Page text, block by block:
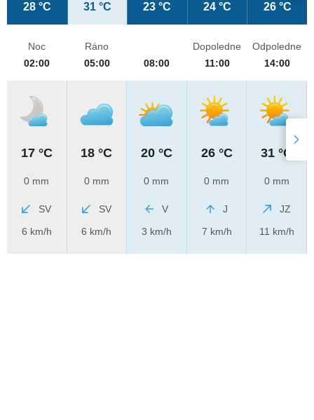
28 °C 31 °C 23 °C 24 °C 26 °C
Noc
02:00
17 °C
0 mm
SV
6 km/h
Ráno
05:00
18 °C
0 mm
SV
6 km/h
08:00
20 °C
0 mm
V
3 km/h
Dopoledne
11:00
26 °C
0 mm
J
7 km/h
Odpoledne
14:00
31 °C
0 mm
JZ
11 km/h